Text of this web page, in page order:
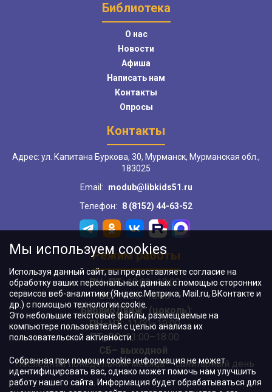
Библиотека
О нас
Новости
Афиша
Написать нам
Контакты
Опросы
Контакты
Адрес: ул. Капитана Буркова, 30, Мурманск, Мурманская обл.,
183025
Email:
modub@libkids51.ru
Телефон:
8 (8152) 44-63-52
Режим работы
ПН–ПТ:10:00–18:00
ВС:11:00–18:00
"БиблиоДвиж" (цоколь):
ПН–ЧТ:11:00–19:00
ПТ, ВС:11:00–18:00
СБ– выходной
Последний понедельник месяца – санитарный день
Мы используем cookies
Используя данный сайт, вы предоставляете согласие на
обработку ваших персональных данных с помощью сторонних
сервисов веб-аналитики (Яндекс.Метрика, Mail.ru, ВКонтакте и
др.) с помощью технологии cookie.
Это небольшие текстовые файлы, размещаемые на
компьютере пользователей с целью анализа их
пользовательской активности.
Собранная при помощи cookie информация не может
идентифицировать вас, однако может помочь нам улучшить
работу нашего сайта. Информация будет обрабатываться для